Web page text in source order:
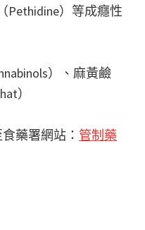
Pethidine）等成癮性
）、麻黃鹼
）
藥署網站： 管制藥